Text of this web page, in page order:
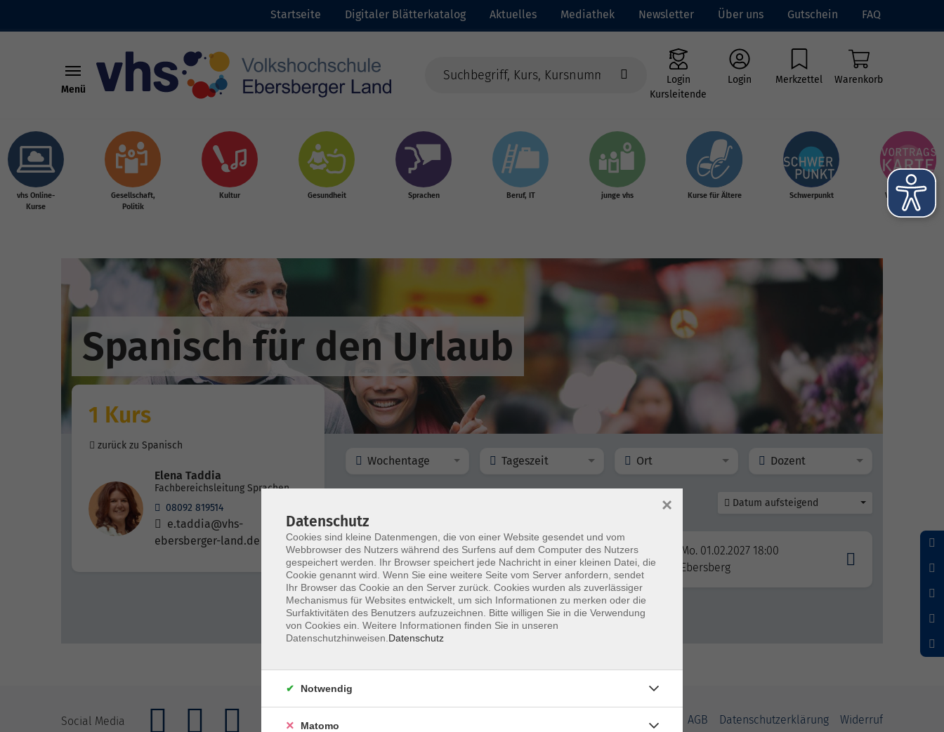
Startseite Digitaler Blätterkatalog Aktuelles Mediathek Newsletter Über uns Gutschein FAQ
Menü
Login
Kursleitende
Login Merkzettel Warenkorb
vhs Online-
Kurse
Gesellschaft,
Politik
Kultur Gesundheit Sprachen Beruf, IT junge vhs Kurse für Ältere Schwerpunkt Vortragskarte
Spanisch für den Urlaub
1 Kurs
zurück zu Spanisch
Elena Taddia
Fachbereichsleitung Sprachen
08092 819514
e.taddia@vhs-
ebersberger-land.de
Wochentage Tageszeit Ort Dozent
Datum aufsteigend
Spanisch für den Urlaub
Kompaktkurs für Anfänger*innen ohne Vorkenntnisse
Mo. 01.02.2027 18:00
Ebersberg
Social Media AGB Datenschutzerklärung Widerruf
Datenschutz
Cookies sind kleine Datenmengen, die von einer Website gesendet und vom
Webbrowser des Nutzers während des Surfens auf dem Computer des Nutzers
gespeichert werden. Ihr Browser speichert jede Nachricht in einer kleinen Datei, die
Cookie genannt wird. Wenn Sie eine weitere Seite vom Server anfordern, sendet
Ihr Browser das Cookie an den Server zurück. Cookies wurden als zuverlässiger
Mechanismus für Websites entwickelt, um sich Informationen zu merken oder die
Surfaktivitäten des Benutzers aufzuzeichnen. Bitte willigen Sie in die Verwendung
von Cookies ein. Weitere Informationen finden Sie in unseren
Datenschutzhinweisen. Datenschutz
×
Notwendig
Matomo